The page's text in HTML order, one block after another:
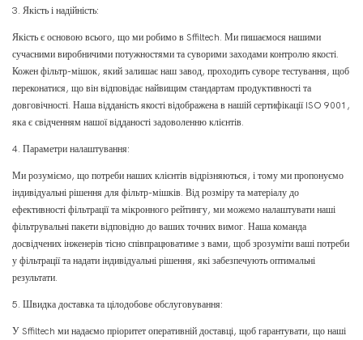
3. Якість і надійність:
Якість є основою всього, що ми робимо в Sffiltech. Ми пишаємося нашими
сучасними виробничими потужностями та суворими заходами контролю якості.
Кожен фільтр-мішок, який залишає наш завод, проходить суворе тестування, щоб
переконатися, що він відповідає найвищим стандартам продуктивності та
довговічності. Наша відданість якості відображена в нашій сертифікації ISO 9001,
яка є свідченням нашої відданості задоволенню клієнтів.
4. Параметри налаштування:
Ми розуміємо, що потреби наших клієнтів відрізняються, і тому ми пропонуємо
індивідуальні рішення для фільтр-мішків. Від розміру та матеріалу до
ефективності фільтрації та мікронного рейтингу, ми можемо налаштувати наші
фільтрувальні пакети відповідно до ваших точних вимог. Наша команда
досвідчених інженерів тісно співпрацюватиме з вами, щоб зрозуміти ваші потреби
у фільтрації та надати індивідуальні рішення, які забезпечують оптимальні
результати.
5. Швидка доставка та цілодобове обслуговування:
У Sffiltech ми надаємо пріоритет оперативній доставці, щоб гарантувати, що наші